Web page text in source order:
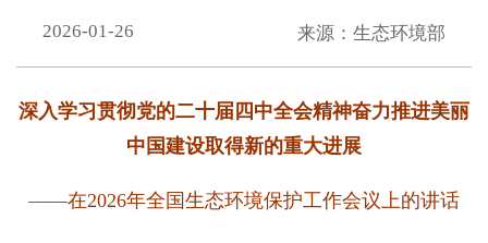
2026-01-26 来源：生态环境部
深入学习贯彻党的二十届四中全会精神奋力推进美丽
中国建设取得新的重大进展
——在2026年全国生态环境保护工作会议上的讲话